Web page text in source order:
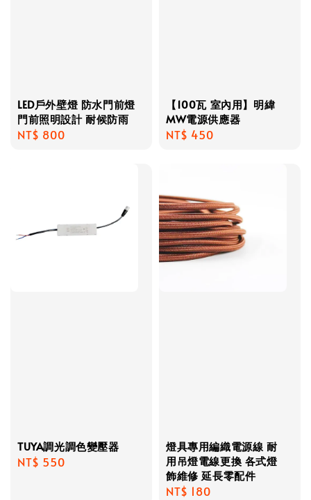
LED戶外壁燈 防水門前燈
門前照明設計 耐候防雨
Regular
NT$ 800
【100瓦 室內用】明緯
MW電源供應器
Regular
NT$ 450
TUYA調光調色變壓器
Regular
NT$ 550
燈具專用編織電源線 耐
用吊燈電線更換 各式燈
飾維修 延長零配件
Regular
NT$ 180